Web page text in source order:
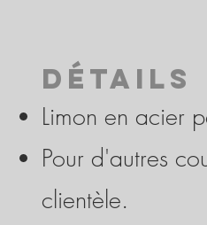
DÉTAILS
Limon en acier
Pour d'autres
clientèle.